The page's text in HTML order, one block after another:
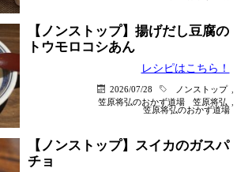
【ノンストップ】揚げだし豆腐の
トウモロコシあん
レシピはこちら！
2026/07/28 ノンストップ
笠原将弘のおかず道場
笠原将弘
笠原将弘のおかず道場
【ノンストップ】スイカのガスパ
チョ